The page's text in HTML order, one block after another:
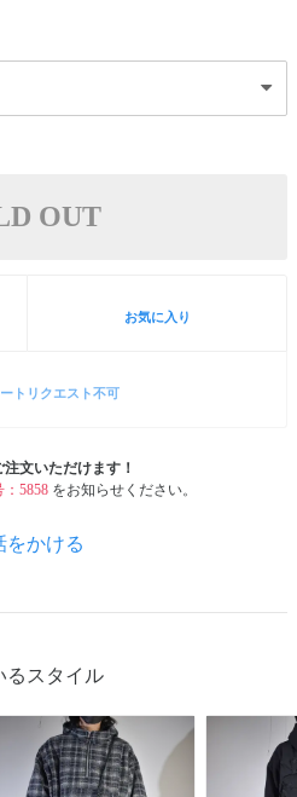
OUT
お気に入り
トリクエスト不可
文いただけます！
5858 をお知らせください。
をかける
るスタイル